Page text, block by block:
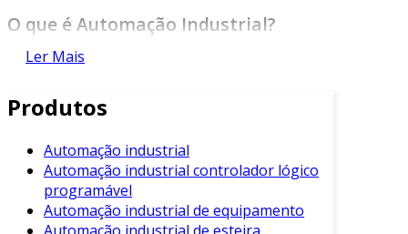
O que é Automação Industrial?
A automação industrial é o uso de sistemas de
lógicos programáveis (CLPs) e sistemas de
processos industriais. Isso elimina, ou reduz, a
intervenção humana na produção, permitindo
maior precisão e repetibilidade.
Por meio de sensores, atuadores e softwares
Ler Mais
Produtos
Automação industrial
Automação industrial controlador lógico
programável
Automação industrial de equipamento